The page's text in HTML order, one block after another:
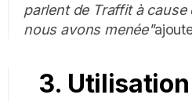
parlent de Traffit à
nous avons menée"
3.